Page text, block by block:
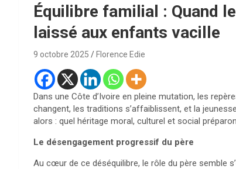
Équilibre familial : Quand
laissé aux enfants vacille
9 octobre 2025 Florence Edie
Dans une Côte d’Ivoire en pleine mutation, les
changent, les traditions s’affaiblissent, et la
alors : quel héritage moral, culturel et social
Le désengagement progressif du père
Au cœur de ce déséquilibre, le rôle du père semble